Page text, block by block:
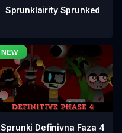
Sprunklairity Sprunked
Sprunki Definivna Faza 4